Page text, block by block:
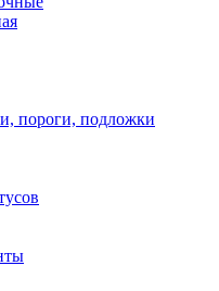
пороги, подложки